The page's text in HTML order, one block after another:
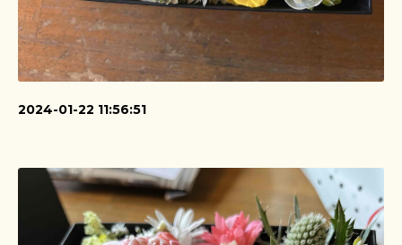
2024-01-22 11:56:51